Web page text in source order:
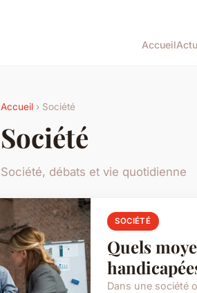
AccueilActu
Accueil › Société
Société
Société, débats et vie quotidienne
SOCIÉTÉ
Quels
Dans une société